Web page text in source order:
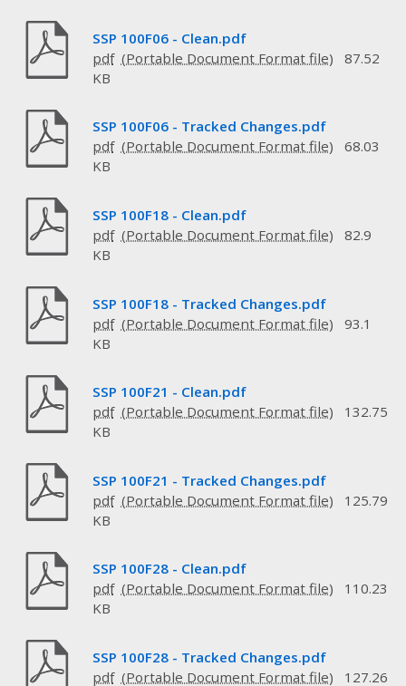
SSP 100F06 - Clean.pdf
pdf
87.52
KB
SSP 100F06 - Tracked Changes.pdf
pdf
68.03
KB
SSP 100F18 - Clean.pdf
pdf
82.9
KB
SSP 100F18 - Tracked Changes.pdf
pdf
93.1
KB
SSP 100F21 - Clean.pdf
pdf
132.75
KB
SSP 100F21 - Tracked Changes.pdf
pdf
125.79
KB
SSP 100F28 - Clean.pdf
pdf
110.23
KB
SSP 100F28 - Tracked Changes.pdf
pdf
127.26